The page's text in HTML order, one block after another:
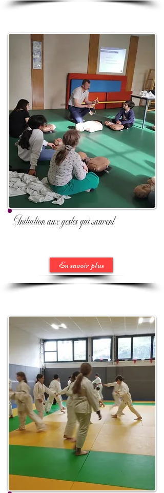
Initiation aux gestes qui sauvent
En savoir plus